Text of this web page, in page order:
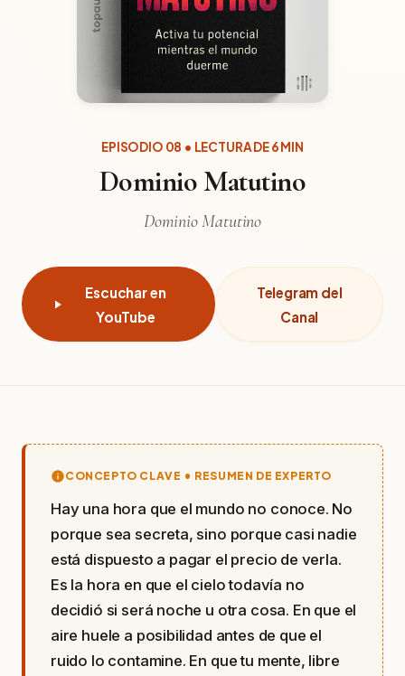
EPISODIO 08 • LECTURA DE 6 MIN
Dominio Matutino
Dominio Matutino
Escuchar en
YouTube
Telegram del
Canal
CONCEPTO CLAVE • RESUMEN DE EXPERTO
Hay una hora que el mundo no conoce. No
porque sea secreta, sino porque casi nadie
está dispuesto a pagar el precio de verla.
Es la hora en que el cielo todavía no
decidió si será noche u otra cosa. En que el
aire huele a posibilidad antes de que el
ruido lo contamine. En que tu mente, libre